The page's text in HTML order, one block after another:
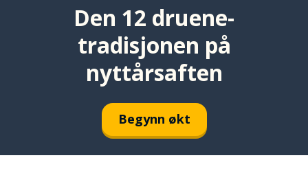
Den 12 druene-
tradisjonen på
nyttårsaften
Begynn økt